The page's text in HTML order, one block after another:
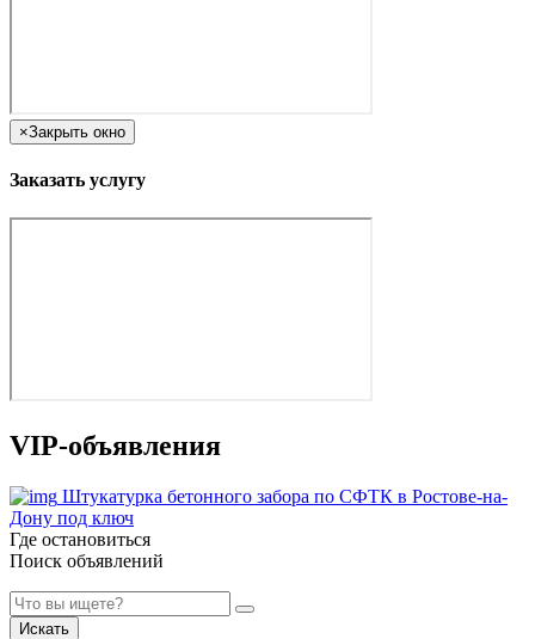
×Закрыть окно
Заказать услугу
VIP-объявления
Штукатурка бетонного забора по СФТК в Ростове-на-
Дону под ключ
Где остановиться
Поиск объявлений
Искать